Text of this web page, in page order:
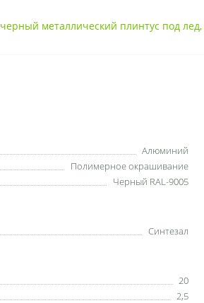
черный металлический плинтус под лед,
Алюминий
Полимерное окрашивание
Черный RAL-9005
Синтезал
20
2,5